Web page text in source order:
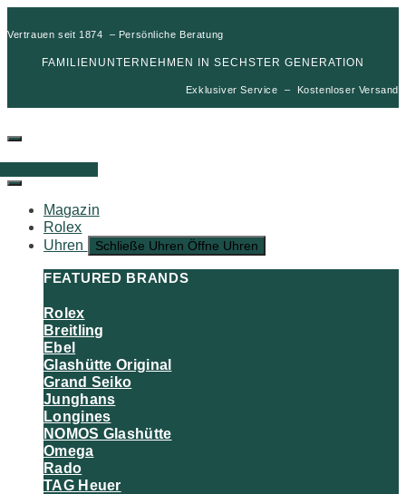
Vertrauen seit 1874 – Persönliche Beratung
FAMILIENUNTERNEHMEN IN SECHSTER GENERATION
Exklusiver Service – Kostenloser Versand
Magazin
Rolex
Uhren
Schließe Uhren Öffne Uhren
FEATURED BRANDS
Rolex
Breitling
Ebel
Glashütte Original
Grand Seiko
Junghans
Longines
NOMOS Glashütte
Omega
Rado
TAG Heuer